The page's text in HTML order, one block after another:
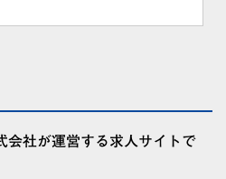
会社が運営する求人サイトで